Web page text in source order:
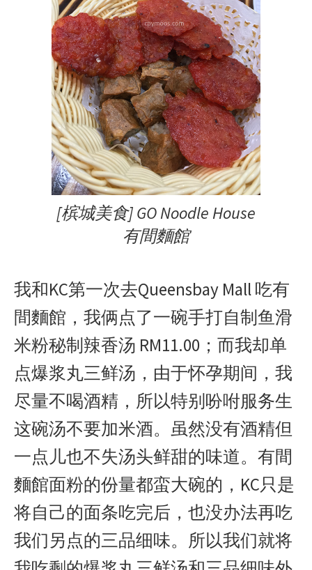
[槟城美食] GO Noodle House
有間麵館
我和KC第一次去Queensbay Mall 吃有
間麵館，我俩点了一碗手打自制鱼滑
米粉秘制辣香汤 RM11.00；而我却单
点爆浆丸三鲜汤，由于怀孕期间，我
尽量不喝酒精，所以特别吩咐服务生
这碗汤不要加米酒。虽然没有酒精但
一点儿也不失汤头鲜甜的味道。有間
麵館面粉的份量都蛮大碗的，KC只是
将自己的面条吃完后，也没办法再吃
我们另点的三品细味。所以我们就将